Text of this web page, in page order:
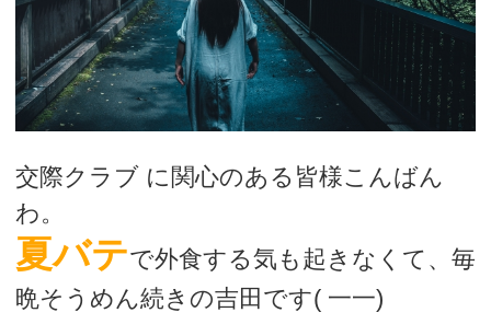
交際クラブ に関心のある皆様こんばん
わ。
夏バテで外食する気も起きなくて、毎
晩そうめん続きの吉田です( 一一)